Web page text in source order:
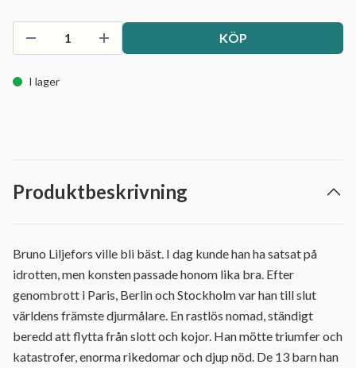
KÖP
I lager
Produktbeskrivning
Bruno Liljefors ville bli bäst. I dag kunde han ha satsat på
idrotten, men konsten passade honom lika bra. Efter
genombrott i Paris, Berlin och Stockholm var han till slut
världens främste djurmålare. En rastlös nomad, ständigt
beredd att flytta från slott och kojor. Han mötte triumfer och
katastrofer, enorma rikedomar och djup nöd. De 13 barn han